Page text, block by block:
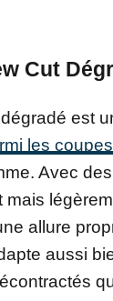
Cut
est
les
Avec
allure
aussi